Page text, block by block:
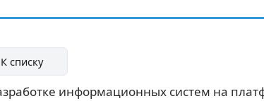
списку
информационных систем на